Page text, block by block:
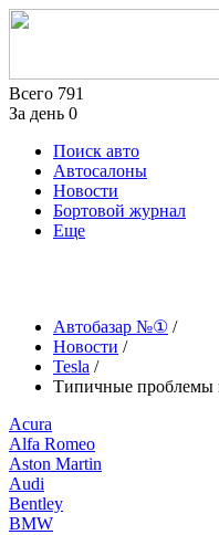
Всего 791
За день 0
Поиск авто
Автосалоны
Новости
Бортовой журнал
Еще
Автобазар №① /
Новости /
Tesla /
Типичные проблемы
Acura
Alfa Romeo
Aston Martin
Audi
Bentley
BMW